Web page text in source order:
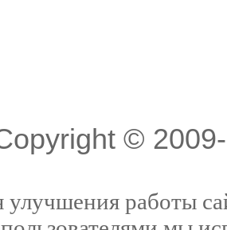
©
улучшения работы